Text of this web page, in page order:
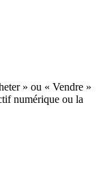
» ou « Vendre »
numérique ou la